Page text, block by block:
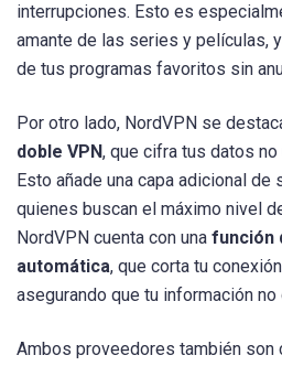
interrupciones. Esto es
amante de las series y películas,
de tus programas favoritos sin
Por otro lado, NordVPN se
doble VPN, que cifra tus datos
Esto añade una capa adicional de
quienes buscan el máximo nivel
NordVPN cuenta con una función
automática, que corta tu
asegurando que tu información
Ambos proveedores también son